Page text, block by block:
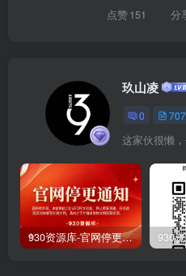
点赞151 分
玖山凌
0 707
这家伙很懒
930资源库-官网停更通知-【换在线文档更新-每日更新】